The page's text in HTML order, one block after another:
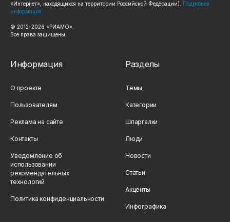
«Интернет», находящихся на территории Российской Федерации). Подробная
информация
© 2012-2026 «РИАМО».
Все права защищены
Информация
О проекте
Пользователям
Реклама на сайте
Контакты
Уведомление об
использовании
рекомендательных
технологий
Политика конфиденциальности
Разделы
Темы
Категории
Шпаргалки
Люди
Новости
Статьи
Акценты
Инфографика